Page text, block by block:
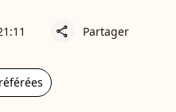
share Partager